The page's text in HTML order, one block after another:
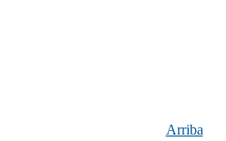
Arriba